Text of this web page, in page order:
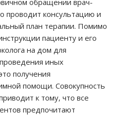
обращении врач-
проводит консультацию и
план терапии. Помимо
пациенту и его
на дом для
иных
получения
помощи. Совокупность
к тому, что все
предпочитают